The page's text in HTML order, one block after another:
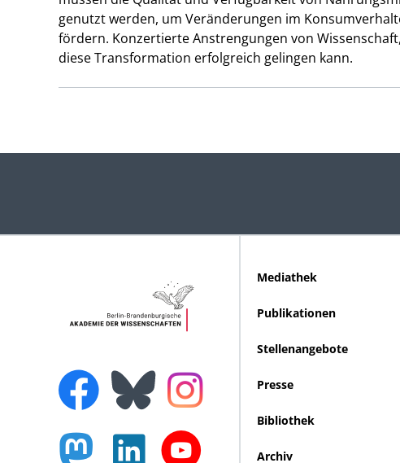
genutzt werden, um Veränderungen im
fördern. Konzertierte Anstrengungen von
diese Transformation erfolgreich gelingen kann.
Mediathek
Publikationen
Stellenangebote
Presse
Bibliothek
Archiv